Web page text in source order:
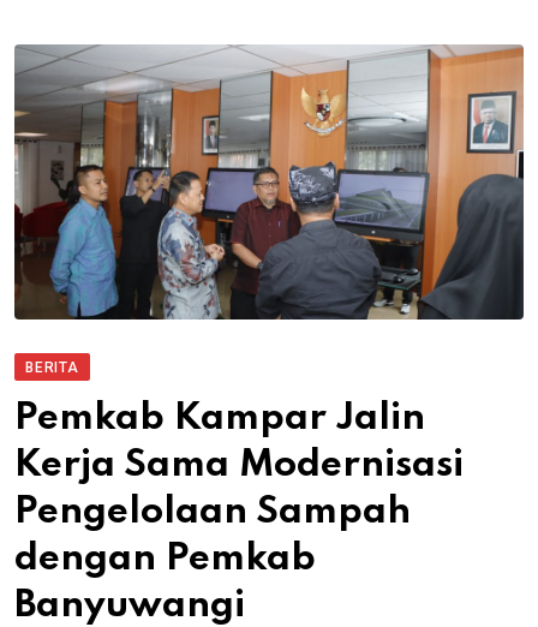
BERITA
Pemkab Kampar Jalin
Kerja Sama Modernisasi
Pengelolaan Sampah
dengan Pemkab
Banyuwangi